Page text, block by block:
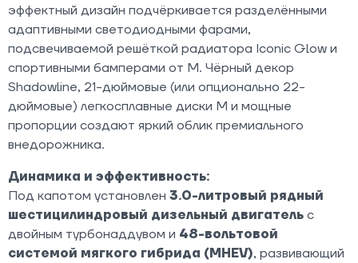
эффектный дизайн подчёркивается разделёнными
адаптивными светодиодными фарами,
подсвечиваемой решёткой радиатора Iconic Glow и
спортивными бамперами от M. Чёрный декор
Shadowline, 21-дюймовые (или опционально 22-
дюймовые) легкосплавные диски M и мощные
пропорции создают яркий облик премиального
внедорожника.
Динамика и эффективность:
Под капотом установлен 3.0-литровый рядный
шестицилиндровый дизельный двигатель с
двойным турбонаддувом и 48-вольтовой
системой мягкого гибрида (MHEV), развивающий